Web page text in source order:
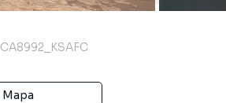
CA8992_KSAFC
Mapa